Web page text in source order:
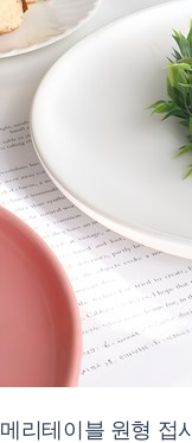
메리테이블 원형 접